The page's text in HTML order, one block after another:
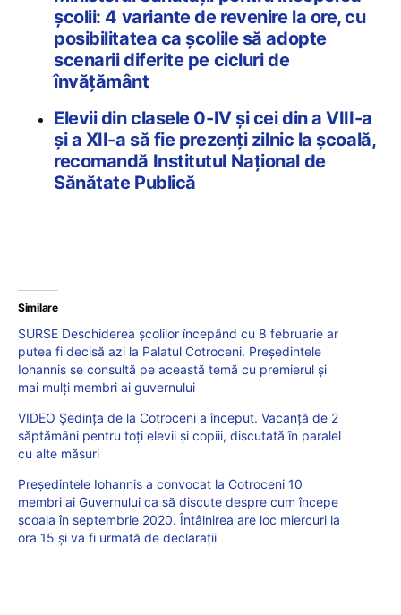
școlii: 4 variante de revenire la ore, cu
posibilitatea ca școlile să adopte
scenarii diferite pe cicluri de
învățământ
Elevii din clasele 0-IV și cei din a VIII-a
și a XII-a să fie prezenți zilnic la școală,
recomandă Institutul Național de
Sănătate Publică
Similare
SURSE Deschiderea școlilor începând cu 8 februarie ar
putea fi decisă azi la Palatul Cotroceni. Președintele
Iohannis se consultă pe această temă cu premierul și
mai mulți membri ai guvernului
VIDEO Ședința de la Cotroceni a început. Vacanță de 2
săptămâni pentru toți elevii și copiii, discutată în paralel
cu alte măsuri
Președintele Iohannis a convocat la Cotroceni 10
membri ai Guvernului ca să discute despre cum începe
școala în septembrie 2020. Întâlnirea are loc miercuri la
ora 15 și va fi urmată de declarații